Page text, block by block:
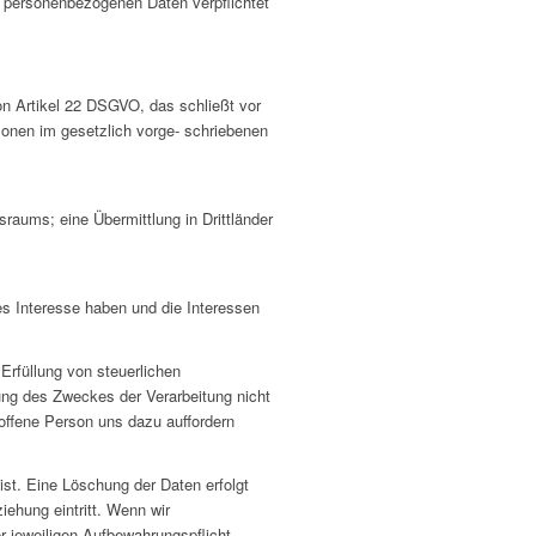
Artikel 22 DSGVO, das schließt vor
im gesetzlich vorge- schriebenen
eine Übermittlung in Drittländer
Interesse haben und die Interessen
von steuerlichen
des Zweckes der Verarbeitung nicht
Person uns dazu auffordern
Eine Löschung der Daten erfolgt
eintritt. Wenn wir